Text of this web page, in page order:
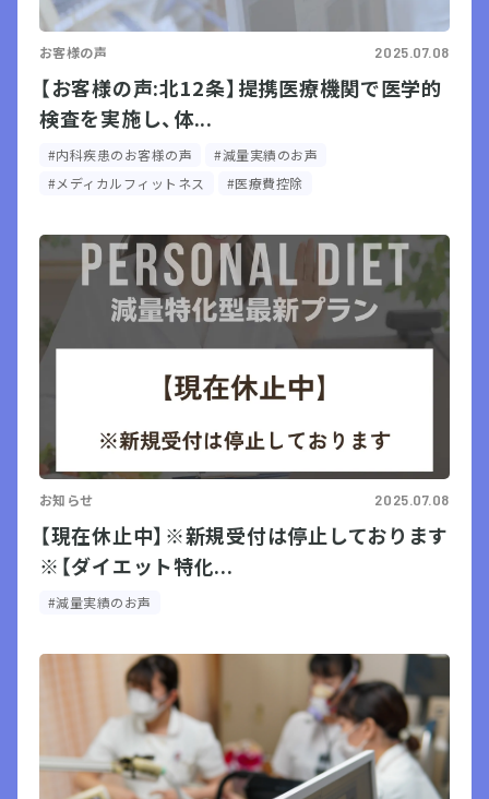
お客様の声 2025.07.08
【お客様の声:北12条】提携医療機関で医学的
検査を実施し、体...
#内科疾患のお客様の声
#減量実績のお声
#メディカルフィットネス
#医療費控除
お知らせ 2025.07.08
【現在休止中】※新規受付は停止しております
※【ダイエット特化...
#減量実績のお声